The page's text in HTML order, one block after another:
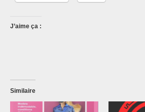
J’aime ça :
Similaire